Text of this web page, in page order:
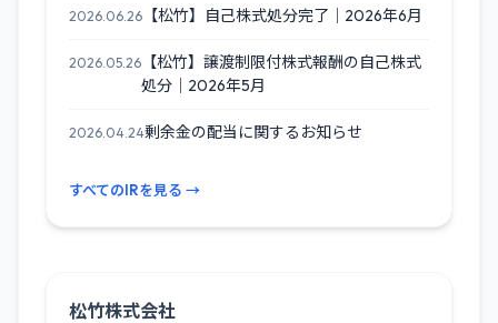
2026.06.26 【松竹】自己株式処分完了｜2026年6月
2026.05.26 【松竹】譲渡制限付株式報酬の自己株式
処分｜2026年5月
2026.04.24剰余金の配当に関するお知らせ
すべてのIRを見る →
松竹株式会社